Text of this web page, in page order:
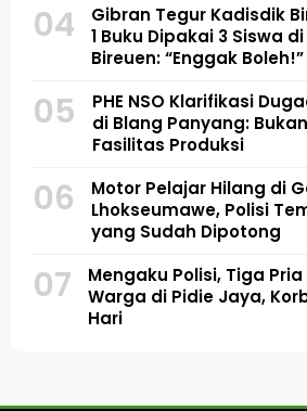
04
Gibran Tegur Kadisdik
1 Buku Dipakai 3 Siswa
Bireuen: “Enggak Boleh!”
05
PHE NSO Klarifikasi
di Blang Panyang:
Fasilitas Produksi
06
Motor Pelajar Hilang di
Lhokseumawe, Polisi
yang Sudah Dipotong
07
Mengaku Polisi, Tiga
Warga di Pidie Jaya,
Hari